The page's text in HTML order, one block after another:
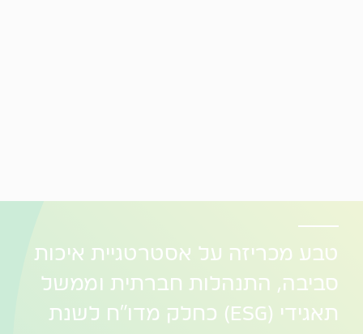
טבע מכריזה על אסטרטגיית איכות
סביבה, התנהלות חברתית וממשל
תאגידי (ESG) כחלק מדו"ח לשנת